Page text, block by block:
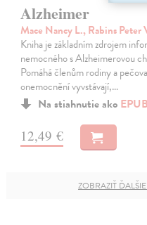
Alzheimer
Mace Nancy L., Rabins Peter
Kniha je základním zdrojem
nemocného s Alzheimerovou
Pomáhá členům rodiny a
onemocnění vyvstávají,…
Na stiahnutie ako EPUB
12,49 €
ZOBRAZIŤ